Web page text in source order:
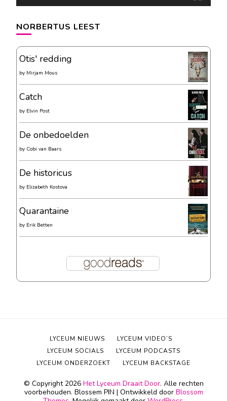
NORBERTUS LEEST
Otis' redding
by Mirjam Mous
Catch
by Elvin Post
De onbedoelden
by Cobi van Baars
De historicus
by Elizabeth Kostova
Quarantaine
by Erik Betten
© Copyright 2026 Het Lyceum Draait Door. Alle rechten
voorbehouden. Blossem PIN | Ontwikkeld door Blossom
LYCEUM NIEUWS
LYCEUM VIDEO’S
LYCEUM SOCIALS
LYCEUM PODCASTS
LYCEUM ONDERZOEKT
LYCEUM BACKSTAGE